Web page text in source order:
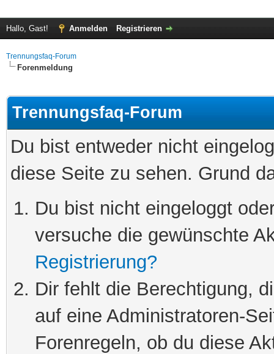
Hallo, Gast! Anmelden Registrieren
Trennungsfaq-Forum
Forenmeldung
Trennungsfaq-Forum
Du bist entweder nicht
diese Seite zu sehen. Grund
Du bist nicht eingeloggt
versuche die gewünschte
Registrierung?
Dir fehlt die Berechtigung,
auf eine Administratoren-
Forenregeln, ob du diese